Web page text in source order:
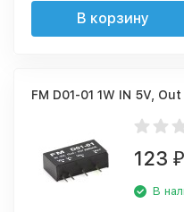
В корзину
FM D01-01 1W IN 5V,
123 ₽
В